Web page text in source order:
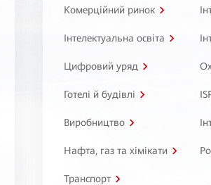
Комерційний ринок
Інтелектуальна освіта
Цифровий уряд
Готелі й будівлі
Виробництво
Нафта, газ та хімікати
Транспорт